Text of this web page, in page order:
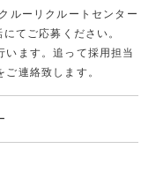
ルーリクルートセンター
てご応募ください。
ます。追って採用担当
連絡致します。